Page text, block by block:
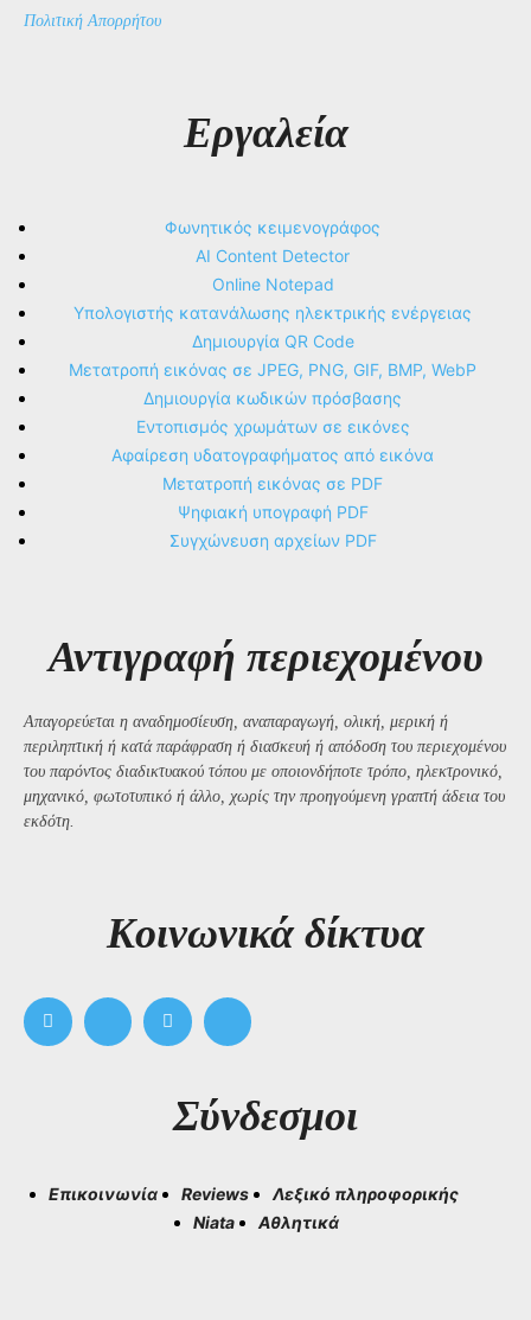
Πολιτική Απορρήτου
Εργαλεία
Φωνητικός κειμενογράφος
AI Content Detector
Online Notepad
Υπολογιστής κατανάλωσης ηλεκτρικής ενέργειας
Δημιουργία QR Code
Μετατροπή εικόνας σε JPEG, PNG, GIF, BMP, WebP
Δημιουργία κωδικών πρόσβασης
Εντοπισμός χρωμάτων σε εικόνες
Αφαίρεση υδατογραφήματος από εικόνα
Μετατροπή εικόνας σε PDF
Ψηφιακή υπογραφή PDF
Συγχώνευση αρχείων PDF
Αντιγραφή περιεχομένου
Απαγορεύεται η αναδημοσίευση, αναπαραγωγή, ολική, μερική ή
περιληπτική ή κατά παράφραση ή διασκευή ή απόδοση του περιεχομένου
του παρόντος διαδικτυακού τόπου με οποιονδήποτε τρόπο, ηλεκτρονικό,
μηχανικό, φωτοτυπικό ή άλλο, χωρίς την προηγούμενη γραπτή άδεια του
εκδότη.
Kοινωνικά δίκτυα
Σύνδεσμοι
Επικοινωνία Reviews
Λεξικό πληροφορικής
Niata
Αθλητικά